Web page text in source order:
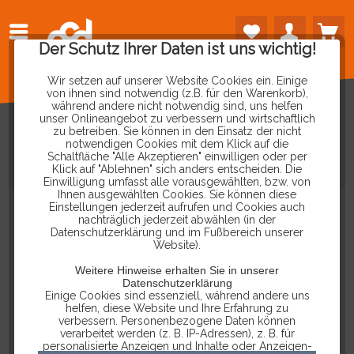
Der Schutz Ihrer Daten ist uns wichtig!
Wir setzen auf unserer Website Cookies ein. Einige
von ihnen sind notwendig (z.B. für den Warenkorb),
während andere nicht notwendig sind, uns helfen
unser Onlineangebot zu verbessern und wirtschaftlich
zu betreiben. Sie können in den Einsatz der nicht
notwendigen Cookies mit dem Klick auf die
Schaltfläche "Alle Akzeptieren" einwilligen oder per
Klick auf "Ablehnen" sich anders entscheiden. Die
Einwilligung umfasst alle vorausgewählten, bzw. von
Ihnen ausgewählten Cookies. Sie können diese
Einstellungen jederzeit aufrufen und Cookies auch
nachträglich jederzeit abwählen (in der
Datenschutzerklärung und im Fußbereich unserer
Website).
Weitere Hinweise erhalten Sie in unserer
Datenschutzerklärung
Einige Cookies sind essenziell, während andere uns
helfen, diese Website und Ihre Erfahrung zu
verbessern. Personenbezogene Daten können
verarbeitet werden (z. B. IP-Adressen), z. B. für
personalisierte Anzeigen und Inhalte oder Anzeigen-
SENSOR SIMULATOR